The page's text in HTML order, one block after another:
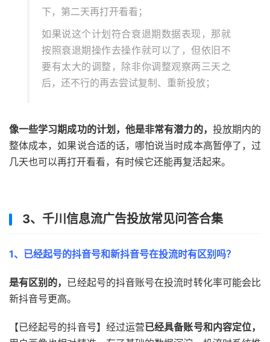
下，第二天再打开看看；
如果说这个计划符合衰退期数据表现，那就
按照衰退期操作去操作就可以了，但依旧不
要有太大的调整，除非你调整观察两三天之
后，还不行的再去尝试复制、重新投放；
像一些学习期成功的计划，他是非常有潜力的， 投放期内的
整体成本，如果说合适的话，哪怕说当时成本高暂停了，过
几天也可以再打开看看，有时候它还能再复活起来。
3、千川信息流广告投放常见问答合集
1、已经起号的抖音号和新抖音号在投流时有区别吗？
是有区别的， 已经起号的抖音账号在投流时转化率可能会比
新抖音号更高。
【已经起号的抖音号】经过运营已经具备账号和内容定位，